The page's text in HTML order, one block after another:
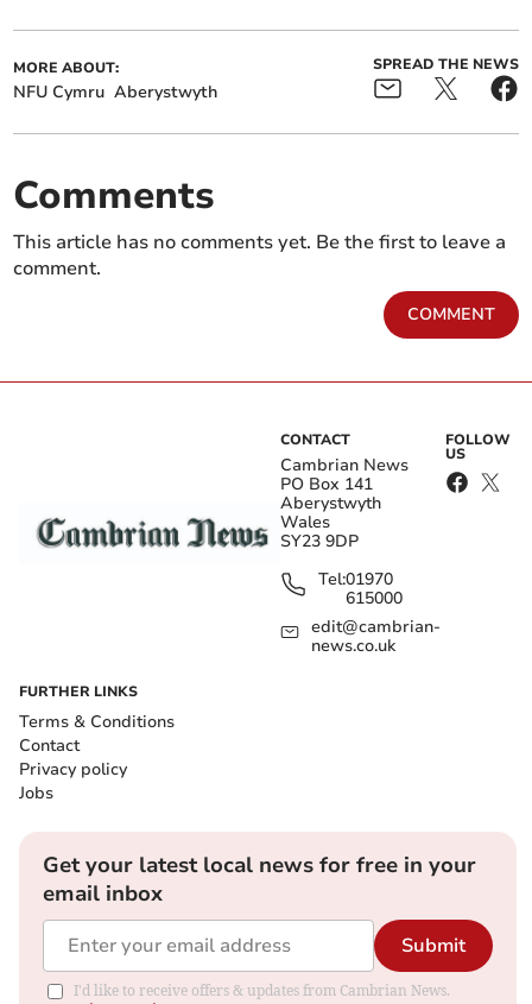
MORE ABOUT:
NFU Cymru Aberystwyth
SPREAD THE NEWS
Comments
This article has no comments yet. Be the first to leave a
comment.
COMMENT
CONTACT
Cambrian News
PO Box 141
Aberystwyth
Wales
SY23 9DP
Tel:01970
615000
edit@cambrian-
news.co.uk
FOLLOW
US
FURTHER LINKS
Terms & Conditions
Contact
Privacy policy
Jobs
Get your latest local news for free in your
email inbox
Submit
I'd like to receive offers & updates from Cambrian News.